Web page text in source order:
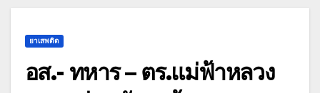
ยาเสพติด
อส.- ทหาร – ตร.แม่ฟ้าหลวง